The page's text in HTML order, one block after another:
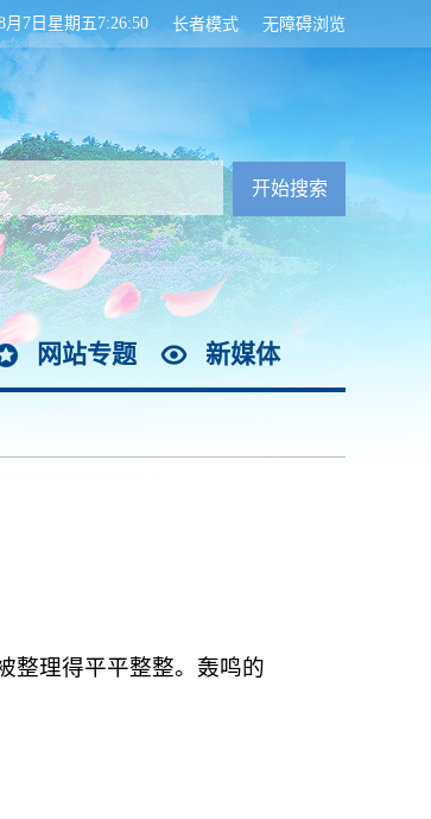
无障碍浏览
长者模式
月7日星期五7:26:51
网站专题 新媒体
整理得平平整整。轰鸣的